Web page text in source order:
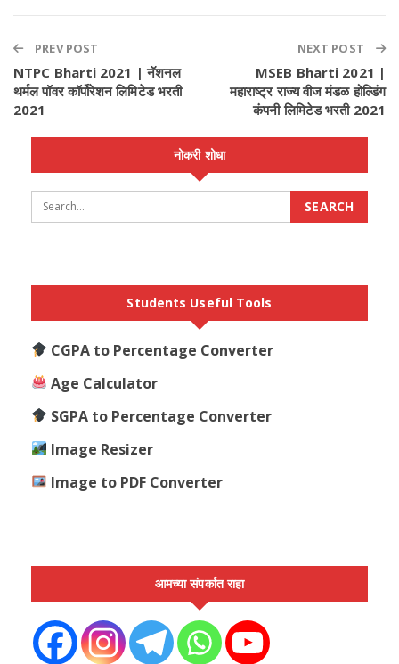
PREV POST
NTPC Bharti 2021 | नॅशनल
थर्मल पॉवर कॉर्पोरेशन लिमिटेड भरती
2021
NEXT POST
MSEB Bharti 2021 |
महाराष्ट्र राज्य वीज मंडळ होल्डिंग
कंपनी लिमिटेड भरती 2021
नोकरी शोधा
Students Useful Tools
CGPA to Percentage Converter
Age Calculator
SGPA to Percentage Converter
Image Resizer
Image to PDF Converter
आमच्या संपर्कात राहा